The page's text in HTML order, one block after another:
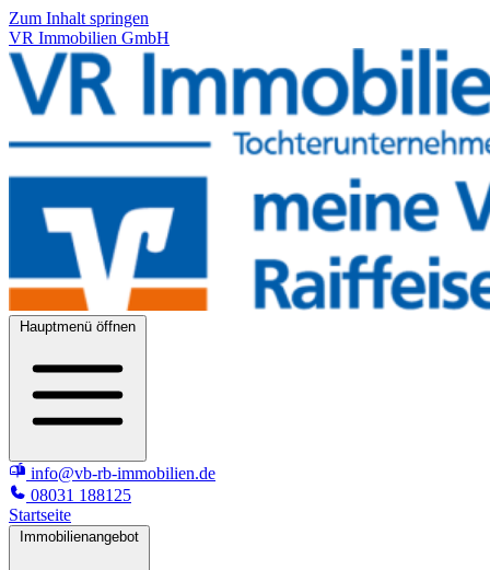
Zum Inhalt springen
VR Immobilien GmbH
Hauptmenü öffnen
info@vb-rb-immobilien.de
08031 188125
Startseite
Immobilienangebot